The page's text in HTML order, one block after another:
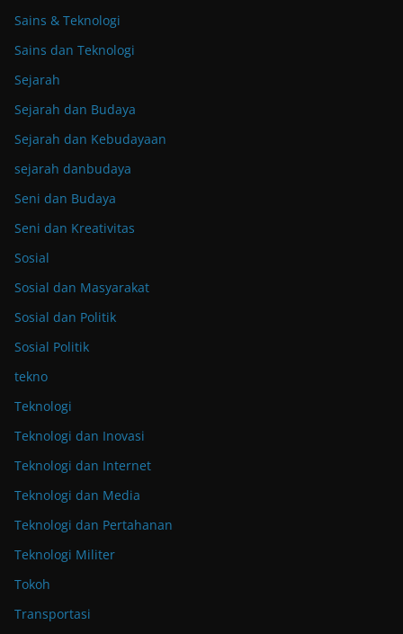
Sains & Teknologi
Sains dan Teknologi
Sejarah
Sejarah dan Budaya
Sejarah dan Kebudayaan
sejarah danbudaya
Seni dan Budaya
Seni dan Kreativitas
Sosial
Sosial dan Masyarakat
Sosial dan Politik
Sosial Politik
tekno
Teknologi
Teknologi dan Inovasi
Teknologi dan Internet
Teknologi dan Media
Teknologi dan Pertahanan
Teknologi Militer
Tokoh
Transportasi